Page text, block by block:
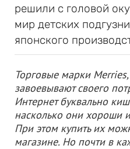
решили с головой
мир детских
японского
Торговые марки
завоевывают своего
Интернет буквально
насколько они хороши
При этом купить их
магазине. Но почти в